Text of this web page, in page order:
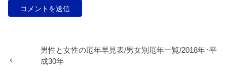
男性と女性の厄年早見表/男女別厄年一覧/2018年･平
成30年